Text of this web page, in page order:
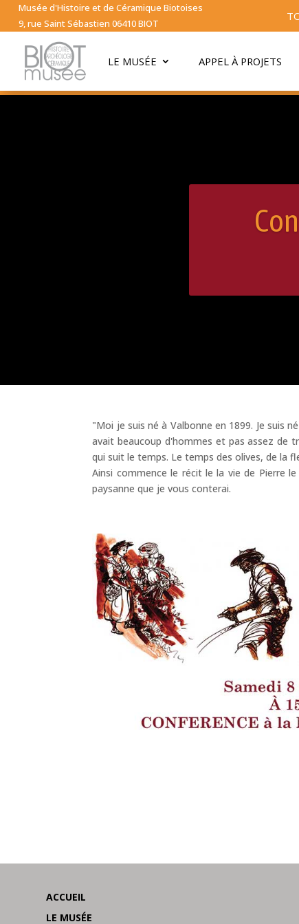
Musée d'Histoire et de Céramique Biotoises
9, rue Saint Sébastien 06410 BIOT
LE MUSÉE APPEL À PROJETS
"Moi je suis né à Valbonne en 1899. Je suis
avait beaucoup d'hommes et pas assez de
qui suit le temps. Le temps des olives, de la
Ainsi commence le récit le la vie de Pierre
paysanne que je vous conterai.
ACCUEIL
LE MUSÉE